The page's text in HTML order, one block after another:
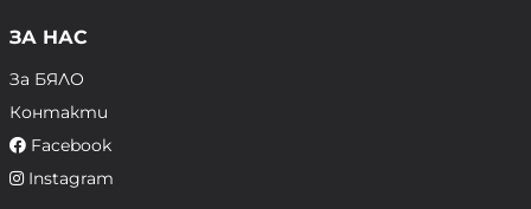
ЗА НАС
За БЯЛО
Контакти
Facebook
Instagram